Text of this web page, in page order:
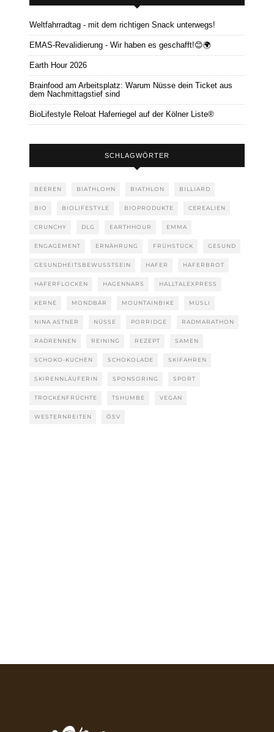
Weltfahrradtag - mit dem richtigen Snack unterwegs!
EMAS-Revalidierung - Wir haben es geschafft!😊🌍
Earth Hour 2026
Brainfood am Arbeitsplatz: Warum Nüsse dein Ticket aus
dem Nachmittagstief sind
BioLifestyle Reloat Haferriegel auf der Kölner Liste®
SCHLAGWÖRTER
BEEREN BIATHLOHN BIATHLON BILLIARD
BIO BIOLIFESTYLE BIOPRODUKTE CEREALIEN
CRUNCHY DLG EARTHHOUR EMMA
ENGAGEMENT ERNÄHRUNG FRÜHSTÜCK GESUND
GESUNDHEITSBEWUSSTSEIN HAFER HAFERBROT
HAFERFLOCKEN HAGENNARS HALLTALEXPRESS
KERNE MONDBÄR MOUNTAINBIKE MÜSLI
NINA ASTNER NÜSSE PORRIDGE RADMARATHON
RADRENNEN REINING REZEPT SAMEN
SCHOKO-KUCHEN SCHOKOLADE SKIFAHREN
SKIRENNLÄUFERIN SPONSORING SPORT
TROCKENFRÜCHTE TSHUMBE VEGAN
WESTERNREITEN ÖSV